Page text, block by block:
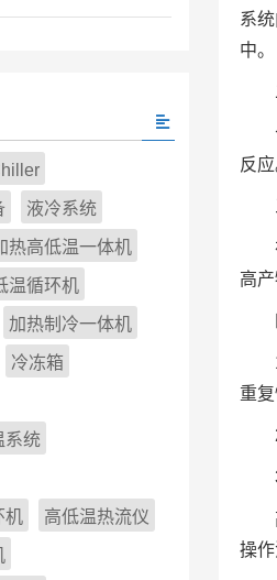
系
中。
反
高
重复
操
液冷系统
热高低温一体机
温循环机
加热制冷一体机
冷冻箱
系统
机 高低温热流仪